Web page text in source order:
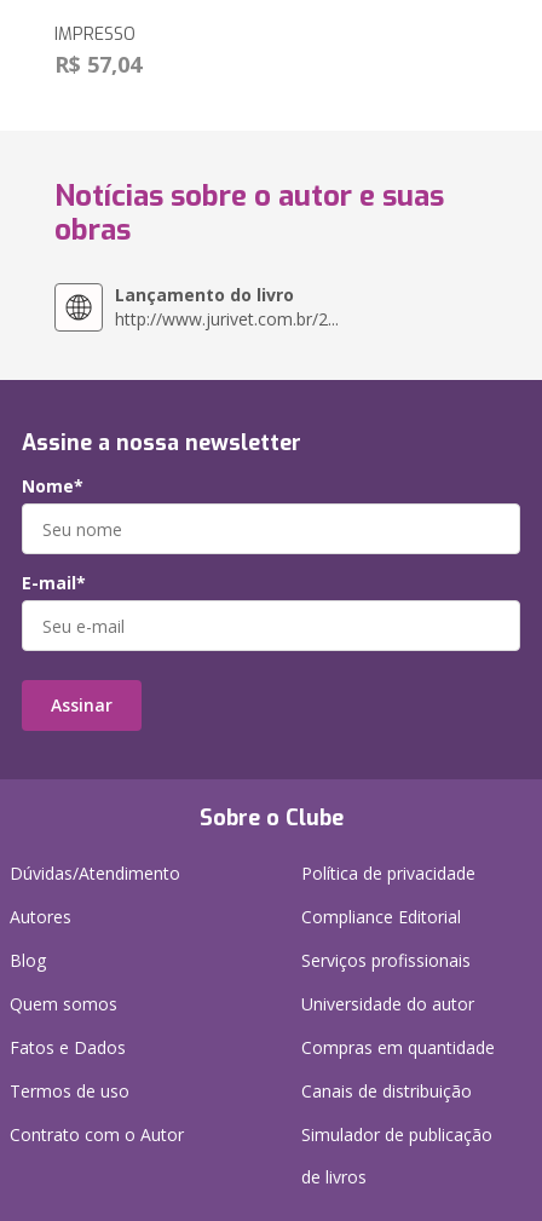
IMPRESSO
R$ 57,04
Notícias sobre o autor e suas
obras
Lançamento do livro
http://www.jurivet.com.br/2...
Sobre o Clube
Dúvidas/Atendimento
Autores
Blog
Quem somos
Fatos e Dados
Termos de uso
Contrato com o Autor
Política de privacidade
Compliance Editorial
Serviços profissionais
Universidade do autor
Compras em quantidade
Canais de distribuição
Simulador de publicação
de livros
Assine a nossa newsletter
Nome*
E-mail*
Assinar